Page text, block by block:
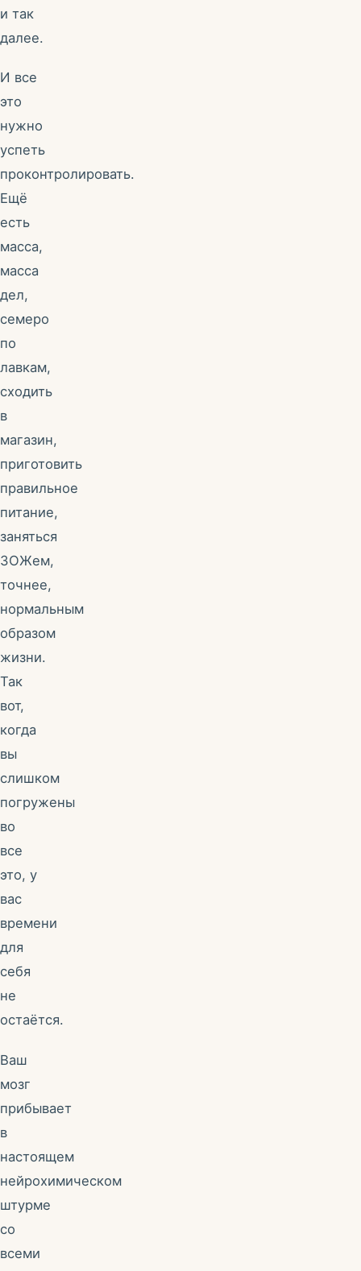
и так
далее.
И все
это
нужно
успеть
проконтролировать.
Ещё
есть
масса,
масса
дел,
семеро
по
лавкам,
сходить
в
магазин,
приготовить
правильное
питание,
заняться
ЗОЖем,
точнее,
нормальным
образом
жизни.
Так
вот,
когда
вы
слишком
погружены
во
все
это, у
вас
времени
для
себя
не
остаётся.
Ваш
мозг
прибывает
в
настоящем
нейрохимическом
штурме
со
всеми